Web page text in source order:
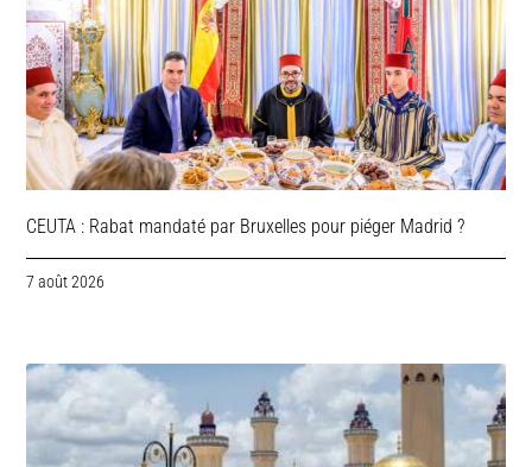
CEUTA : Rabat mandaté par Bruxelles pour piéger Madrid ?
7 août 2026